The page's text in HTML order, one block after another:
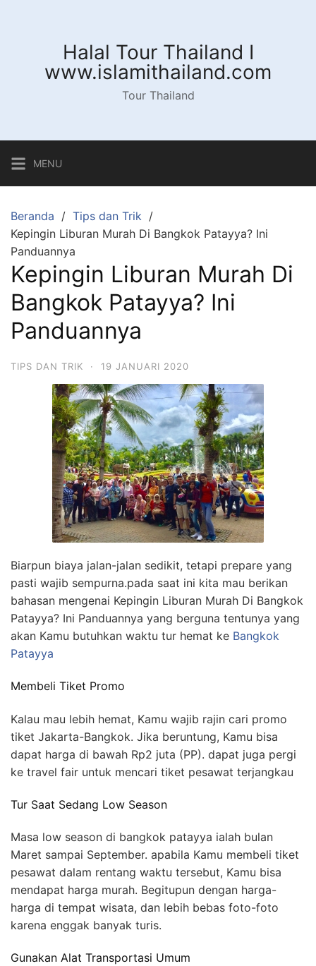
Halal Tour Thailand I
www.islamithailand.com
Tour Thailand
MENU
Beranda
Tips dan Trik
Kepingin Liburan Murah Di Bangkok Patayya? Ini
Panduannya
Kepingin Liburan Murah Di
Bangkok Patayya? Ini
Panduannya
TIPS DAN TRIK · 19 JANUARI 2020
Biarpun biaya jalan-jalan sedikit, tetapi prepare yang
pasti wajib sempurna.pada saat ini kita mau berikan
bahasan mengenai Kepingin Liburan Murah Di Bangkok
Patayya? Ini Panduannya yang berguna tentunya yang
akan Kamu butuhkan waktu tur hemat ke Bangkok
Patayya
Membeli Tiket Promo
Kalau mau lebih hemat, Kamu wajib rajin cari promo
tiket Jakarta-Bangkok. Jika beruntung, Kamu bisa
dapat harga di bawah Rp2 juta (PP). dapat juga pergi
ke travel fair untuk mencari tiket pesawat terjangkau
Tur Saat Sedang Low Season
Masa low season di bangkok patayya ialah bulan
Maret sampai September. apabila Kamu membeli tiket
pesawat dalam rentang waktu tersebut, Kamu bisa
mendapat harga murah. Begitupun dengan harga-
harga di tempat wisata, dan lebih bebas foto-foto
karena enggak banyak turis.
Gunakan Alat Transportasi Umum